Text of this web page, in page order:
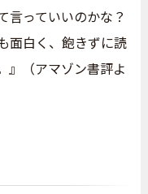
言っていいのかな？
面白く、飽きずに読
』（アマゾン書評よ